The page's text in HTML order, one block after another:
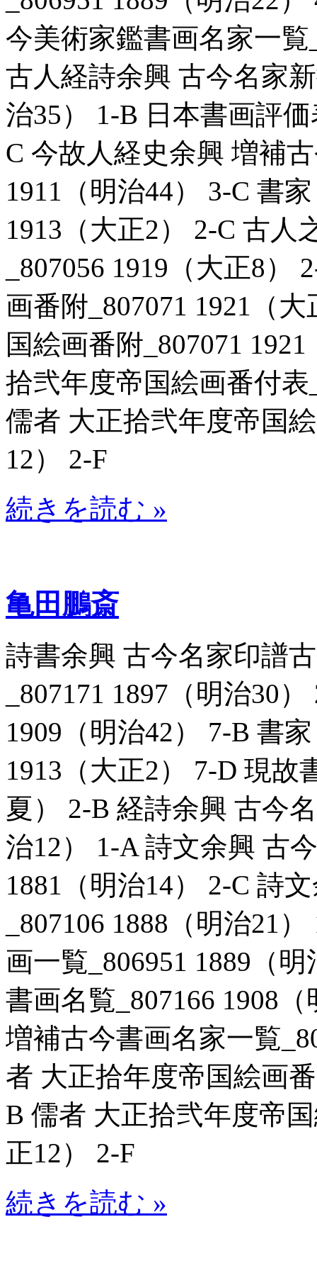
今美術家鑑書画名家一覧
古人経詩余興 古今名家
治35） 1-B 日本書画評
C 今故人経史余興 増補
1911（明治44） 3-C 書
1913（大正2） 2-C 古人
_807056 1919（大正8
画番附_807071 1921（
国絵画番附_807071
拾弐年度帝国絵画番付表
儒者 大正拾弐年度帝国
12） 2-F
続きを読む »
亀田鵬斎
詩書余興 古今名家印譜
_807171 1897（明治30
1909（明治42） 7-B 書
1913（大正2） 7-D 現故
夏） 2-B 経詩余興 古今
治12） 1-A 詩文余興 古
1881（明治14） 2-C 詩
_807106 1888（明治21
画一覧_806951 1889（
書画名覧_807166 1908
増補古今書画名家一覧
者 大正拾年度帝国絵画
B 儒者 大正拾弐年度帝
正12） 2-F
続きを読む »